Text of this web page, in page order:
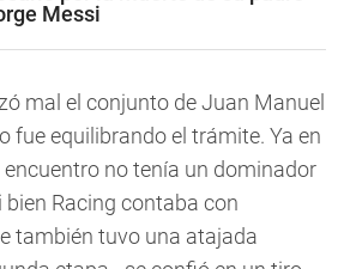
Messi
mal el conjunto de Juan Manuel
fue equilibrando el trámite. Ya en
no tenía un dominador
bien Racing contaba con
también tuvo una atajada